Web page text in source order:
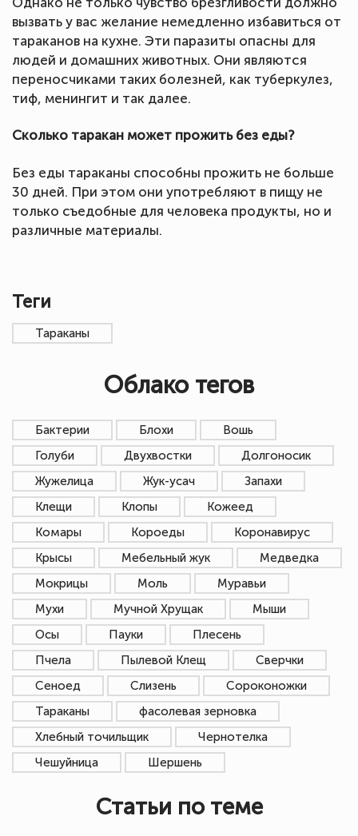
вызвать у вас желание немедленно избавиться от
тараканов на кухне. Эти паразиты опасны для
людей и домашних животных. Они являются
переносчиками таких болезней, как туберкулез,
тиф, менингит и так далее.
Сколько таракан может прожить без еды?
Без еды тараканы способны прожить не больше
30 дней. При этом они употребляют в пищу не
только съедобные для человека продукты, но и
различные материалы.
Теги
Тараканы
Облако тегов
Бактерии Блохи
Вошь
Голуби
Двухвостки
Долгоносик
Жужелица
Жук-усач
Запахи
Клещи
Клопы
Кожеед
Комары
Короеды
Коронавирус
Крысы
Мебельный жук
Медведка
Мокрицы
Моль
Муравьи
Мухи
Мучной Хрущак
Мыши
Осы
Пауки
Плесень
Пчела
Пылевой Клещ
Сверчки
Сеноед
Слизень
Сороконожки
Тараканы
фасолевая зерновка
Хлебный точильщик
Чернотелка
Чешуйница
Шершень
Статьи по теме